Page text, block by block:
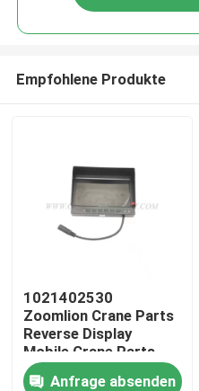
Empfohlene Produkte
1021402530
Zoomlion Crane Parts
Reverse Display
Mobile Crane Parts
Anfrage absenden